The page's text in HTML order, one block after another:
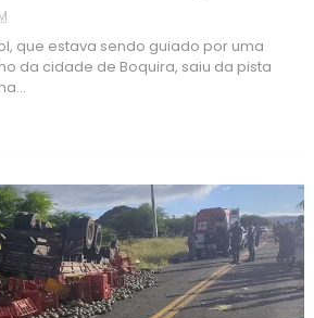
que estava sendo guiado por uma
da cidade de Boquira, saiu da pista